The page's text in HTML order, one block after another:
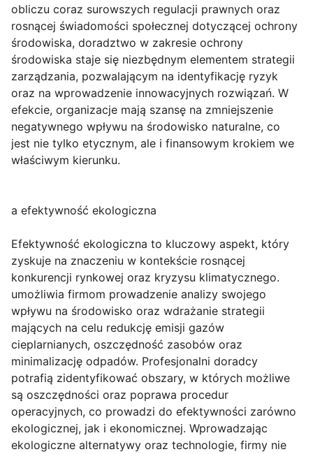
obliczu coraz surowszych regulacji prawnych oraz
rosnącej świadomości społecznej dotyczącej ochrony
środowiska, doradztwo w zakresie ochrony
środowiska staje się niezbędnym elementem strategii
zarządzania, pozwalającym na identyfikację ryzyk
oraz na wprowadzenie innowacyjnych rozwiązań. W
efekcie, organizacje mają szansę na zmniejszenie
negatywnego wpływu na środowisko naturalne, co
jest nie tylko etycznym, ale i finansowym krokiem we
właściwym kierunku.
a efektywność ekologiczna
Efektywność ekologiczna to kluczowy aspekt, który
zyskuje na znaczeniu w kontekście rosnącej
konkurencji rynkowej oraz kryzysu klimatycznego.
umożliwia firmom prowadzenie analizy swojego
wpływu na środowisko oraz wdrażanie strategii
mających na celu redukcję emisji gazów
cieplarnianych, oszczędność zasobów oraz
minimalizację odpadów. Profesjonalni doradcy
potrafią zidentyfikować obszary, w których możliwe
są oszczędności oraz poprawa procedur
operacyjnych, co prowadzi do efektywności zarówno
ekologicznej, jak i ekonomicznej. Wprowadzając
ekologiczne alternatywy oraz technologie, firmy nie